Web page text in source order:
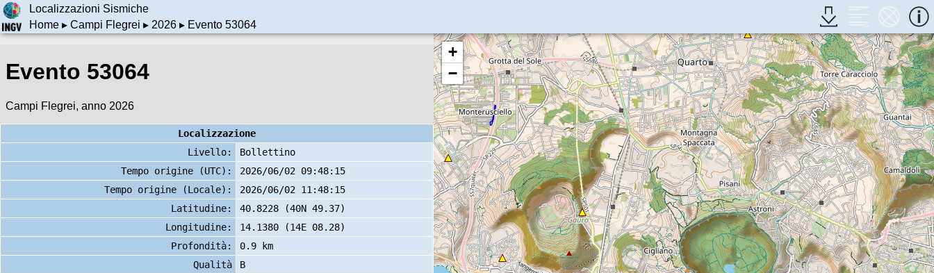
Localizzazioni Sismiche
Home▸ Campi Flegrei ▸ 2026▸ Evento 53064
Evento 53064
Campi Flegrei, anno 2026
Localizzazione
Livello:
Bollettino
Tempo origine (UTC):
2026/06/02 09:48:15
Tempo origine (Locale):
2026/06/02 11:48:15
Latitudine:
40.8228 (40N 49.37)
Longitudine:
14.1380 (14E 08.28)
Profondità:
0.9 km
Qualità
B
+
−